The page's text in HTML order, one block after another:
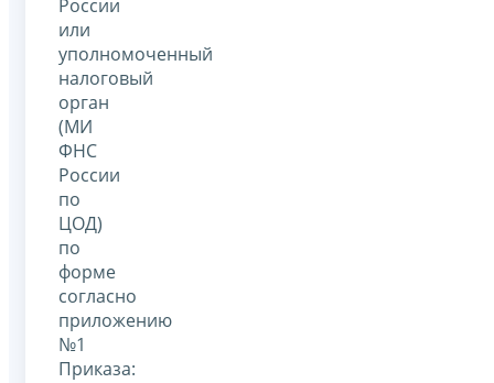
России
или
уполномоченный
налоговый
орган
(МИ
ФНС
России
по
ЦОД)
по
форме
согласно
приложению
№1
Приказа: